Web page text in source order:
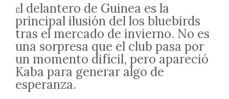
El delantero de Guinea es la
principal ilusión del los bluebirds
tras el mercado de invierno. No es
una sorpresa que el club pasa por
un momento difícil, pero apareció
Kaba para generar algo de
esperanza.